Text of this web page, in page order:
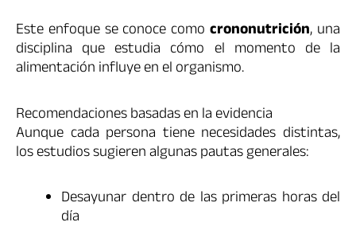
Este enfoque se conoce comocrononutrición, una
disciplina que estudia cómo el momento de la
alimentación influye en el organismo.
Recomendaciones basadas en la evidencia
Aunque cada persona tiene necesidades distintas,
los estudios sugieren algunas pautas generales:
Desayunar dentro de las primeras horas del
día